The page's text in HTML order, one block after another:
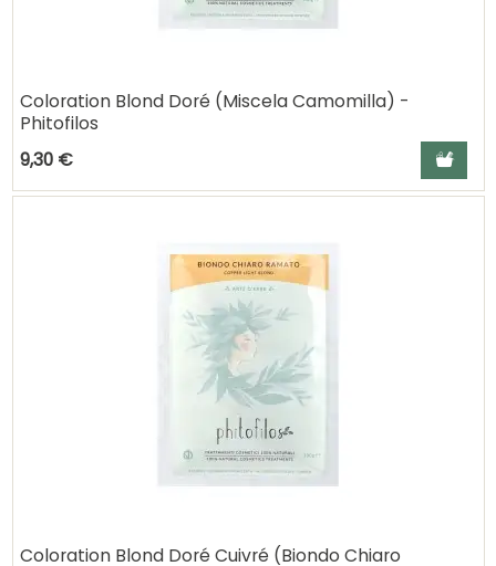
Coloration Blond Doré (Miscela Camomilla) -
Phitofilos
9,30 €
Ajouter
Coloration Blond Doré Cuivré (Biondo Chiaro